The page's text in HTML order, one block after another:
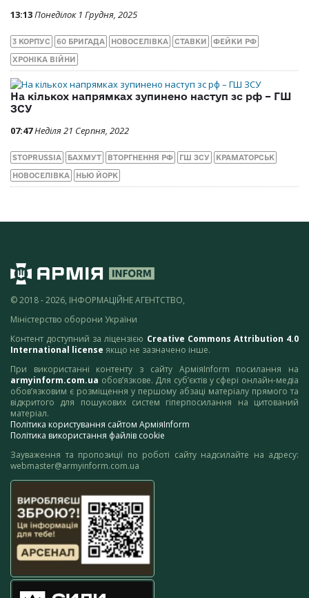
13:13Понеділок 1 Грудня, 2025
3 КОРПУС 60 БРИГАДА НОВОСЕЛІВКА СТАВКИ ФЕЙКИ РФ
ХРОНІКА ВІЙНИ
На кількох напрямках зупинено наступ зс рф – ГШ
ЗСУ
07:47Неділя 21 Серпня, 2022
STOPRUSSIA БАХМУТ ВТОРГНЕННЯ РФ ГШ ЗСУ КРАМАТОРСЬК
НОВОСЕЛІВКА НЬЮ ЙОРК
© 2018 - 2026, ІНФОРМАЦІЙНЕ АГЕНТСТВО,
Міністерство оборони України
Контент доступний за ліцензією Creative Commons Attribution 4.0
International license якщо не зазначено інше.
При використанні контенту з сайту АрміяInform посилання на
armyinform.com.ua обов’язкове. Для суб’єктів у сфері онлайн-медіа
обов’язковим є розміщення у першому абзаці матеріалу прямого та
відкритого для пошукових систем гіперпосилання на цитований
матеріал.
Політика користування сайтом АрміяInform
Політика використання файлів cookie
Зауваження та пропозиції по роботі сайту надсилайте на адресу:
webmaster@armyinform.com.ua